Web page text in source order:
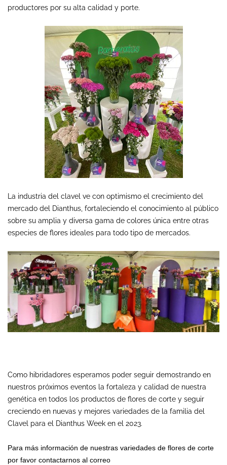
productores por su alta calidad y porte.
La industria del clavel ve con optimismo el crecimiento del
mercado del Dianthus, fortaleciendo el conocimiento al público
sobre su amplia y diversa gama de colores única entre otras
especies de flores ideales para todo tipo de mercados.
Como hibridadores esperamos poder seguir demostrando en
nuestros próximos eventos la fortaleza y calidad de nuestra
genética en todos los productos de flores de corte y seguir
creciendo en nuevas y mejores variedades de la familia del
Clavel para el Dianthus Week en el 2023.
Para más información de nuestras variedades de flores de corte
por favor contactarnos al correo